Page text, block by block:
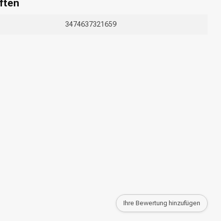
3474637321659
Ihre Bewertung hinzufügen